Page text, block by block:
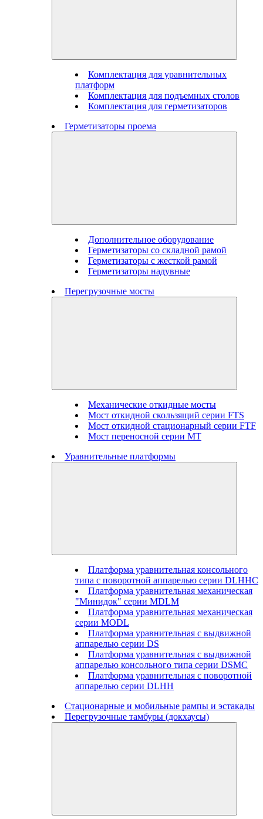
Комплектация для уравнительных
платформ
Комплектация для подъемных столов
Комплектация для герметизаторов
Герметизаторы проема
Дополнительное оборудование
Герметизаторы со складной рамой
Герметизаторы с жесткой рамой
Герметизаторы надувные
Перегрузочные мосты
Механические откидные мосты
Мост откидной скользящий серии FTS
Мост откидной стационарный серии FTF
Мост переносной серии MT
Уравнительные платформы
Платформа уравнительная консольного
типа с поворотной аппарелью серии DLHHC
Платформа уравнительная механическая
"Минидок" серии MDLM
Платформа уравнительная механическая
серии MODL
Платформа уравнительная с выдвижной
аппарелью серии DS
Платформа уравнительная с выдвижной
аппарелью консольного типа серии DSMC
Платформа уравнительная с поворотной
аппарелью серии DLHH
Стационарные и мобильные рампы и эстакады
Перегрузочные тамбуры (докхаусы)